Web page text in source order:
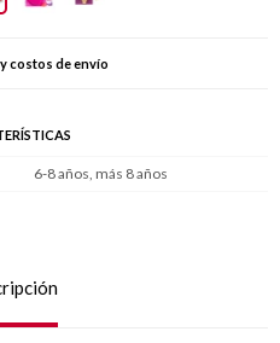
costos de envío
6-8 años, más 8 años